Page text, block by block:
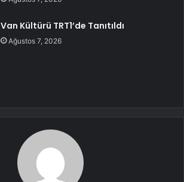
Van Kültürü TRT1’de Tanıtıldı
Ağustos 7, 2026